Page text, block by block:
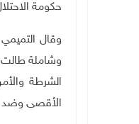
حكومة
وقال
الشرطة
الأقصى وضد